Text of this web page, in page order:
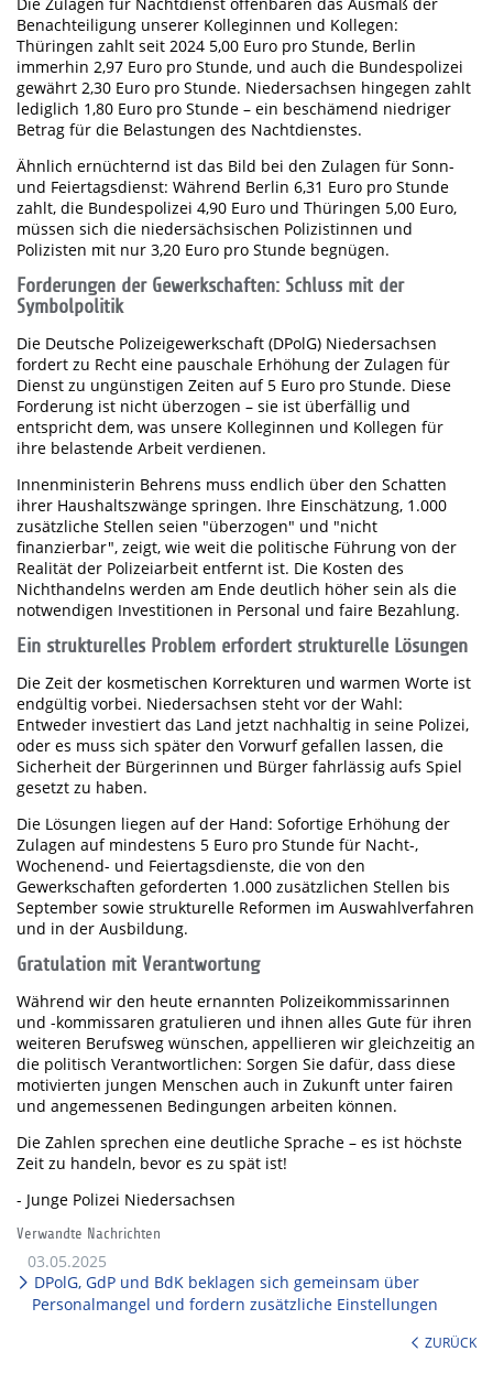
Benachteiligung unserer Kolleginnen und Kollegen:
Thüringen zahlt seit 2024 5,00 Euro pro Stunde, Berlin
immerhin 2,97 Euro pro Stunde, und auch die Bundespolizei
gewährt 2,30 Euro pro Stunde. Niedersachsen hingegen zahlt
lediglich 1,80 Euro pro Stunde – ein beschämend niedriger
Betrag für die Belastungen des Nachtdienstes.
Ähnlich ernüchternd ist das Bild bei den Zulagen für Sonn-
und Feiertagsdienst: Während Berlin 6,31 Euro pro Stunde
zahlt, die Bundespolizei 4,90 Euro und Thüringen 5,00 Euro,
müssen sich die niedersächsischen Polizistinnen und
Polizisten mit nur 3,20 Euro pro Stunde begnügen.
Forderungen der Gewerkschaften: Schluss mit der
Symbolpolitik
Die Deutsche Polizeigewerkschaft (DPolG) Niedersachsen
fordert zu Recht eine pauschale Erhöhung der Zulagen für
Dienst zu ungünstigen Zeiten auf 5 Euro pro Stunde. Diese
Forderung ist nicht überzogen – sie ist überfällig und
entspricht dem, was unsere Kolleginnen und Kollegen für
ihre belastende Arbeit verdienen.
Innenministerin Behrens muss endlich über den Schatten
ihrer Haushaltszwänge springen. Ihre Einschätzung, 1.000
zusätzliche Stellen seien "überzogen" und "nicht
finanzierbar", zeigt, wie weit die politische Führung von der
Realität der Polizeiarbeit entfernt ist. Die Kosten des
Nichthandelns werden am Ende deutlich höher sein als die
notwendigen Investitionen in Personal und faire Bezahlung.
Ein strukturelles Problem erfordert strukturelle Lösungen
Die Zeit der kosmetischen Korrekturen und warmen Worte ist
endgültig vorbei. Niedersachsen steht vor der Wahl:
Entweder investiert das Land jetzt nachhaltig in seine Polizei,
oder es muss sich später den Vorwurf gefallen lassen, die
Sicherheit der Bürgerinnen und Bürger fahrlässig aufs Spiel
gesetzt zu haben.
Die Lösungen liegen auf der Hand: Sofortige Erhöhung der
Zulagen auf mindestens 5 Euro pro Stunde für Nacht-,
Wochenend- und Feiertagsdienste, die von den
Gewerkschaften geforderten 1.000 zusätzlichen Stellen bis
September sowie strukturelle Reformen im Auswahlverfahren
und in der Ausbildung.
Gratulation mit Verantwortung
Während wir den heute ernannten Polizeikommissarinnen
und -kommissaren gratulieren und ihnen alles Gute für ihren
weiteren Berufsweg wünschen, appellieren wir gleichzeitig an
die politisch Verantwortlichen: Sorgen Sie dafür, dass diese
motivierten jungen Menschen auch in Zukunft unter fairen
und angemessenen Bedingungen arbeiten können.
Die Zahlen sprechen eine deutliche Sprache – es ist höchste
Zeit zu handeln, bevor es zu spät ist!
- Junge Polizei Niedersachsen
Verwandte Nachrichten
03.05.2025
DPolG, GdP und BdK beklagen sich gemeinsam über
Personalmangel und fordern zusätzliche Einstellungen
ZURÜCK